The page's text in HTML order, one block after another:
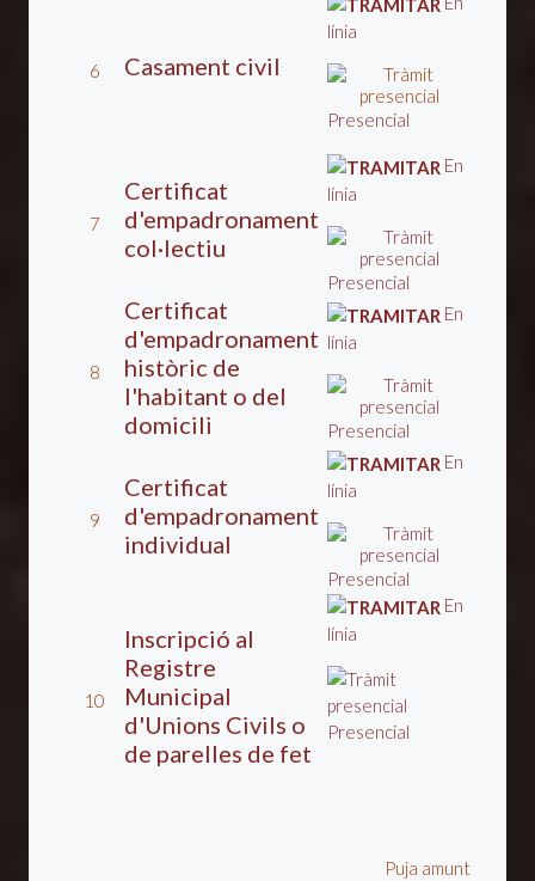
6 Casament civil
línia
Presencial
7
Certificat
d'empadronament
col·lectiu
En
línia
Presencial
8
Certificat
d'empadronament
històric de
l'habitant o del
domicili
En
línia
Presencial
9
Certificat
d'empadronament
individual
En
línia
Presencial
10
Inscripció al
Registre
Municipal
d'Unions Civils o
de parelles de fet
En
línia
Presencial
Puja amunt